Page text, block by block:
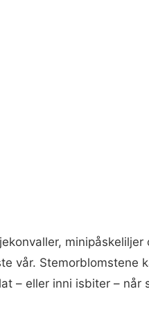
minipåskeliljer
vår. Stemorblomstene
– eller inni isbiter – når